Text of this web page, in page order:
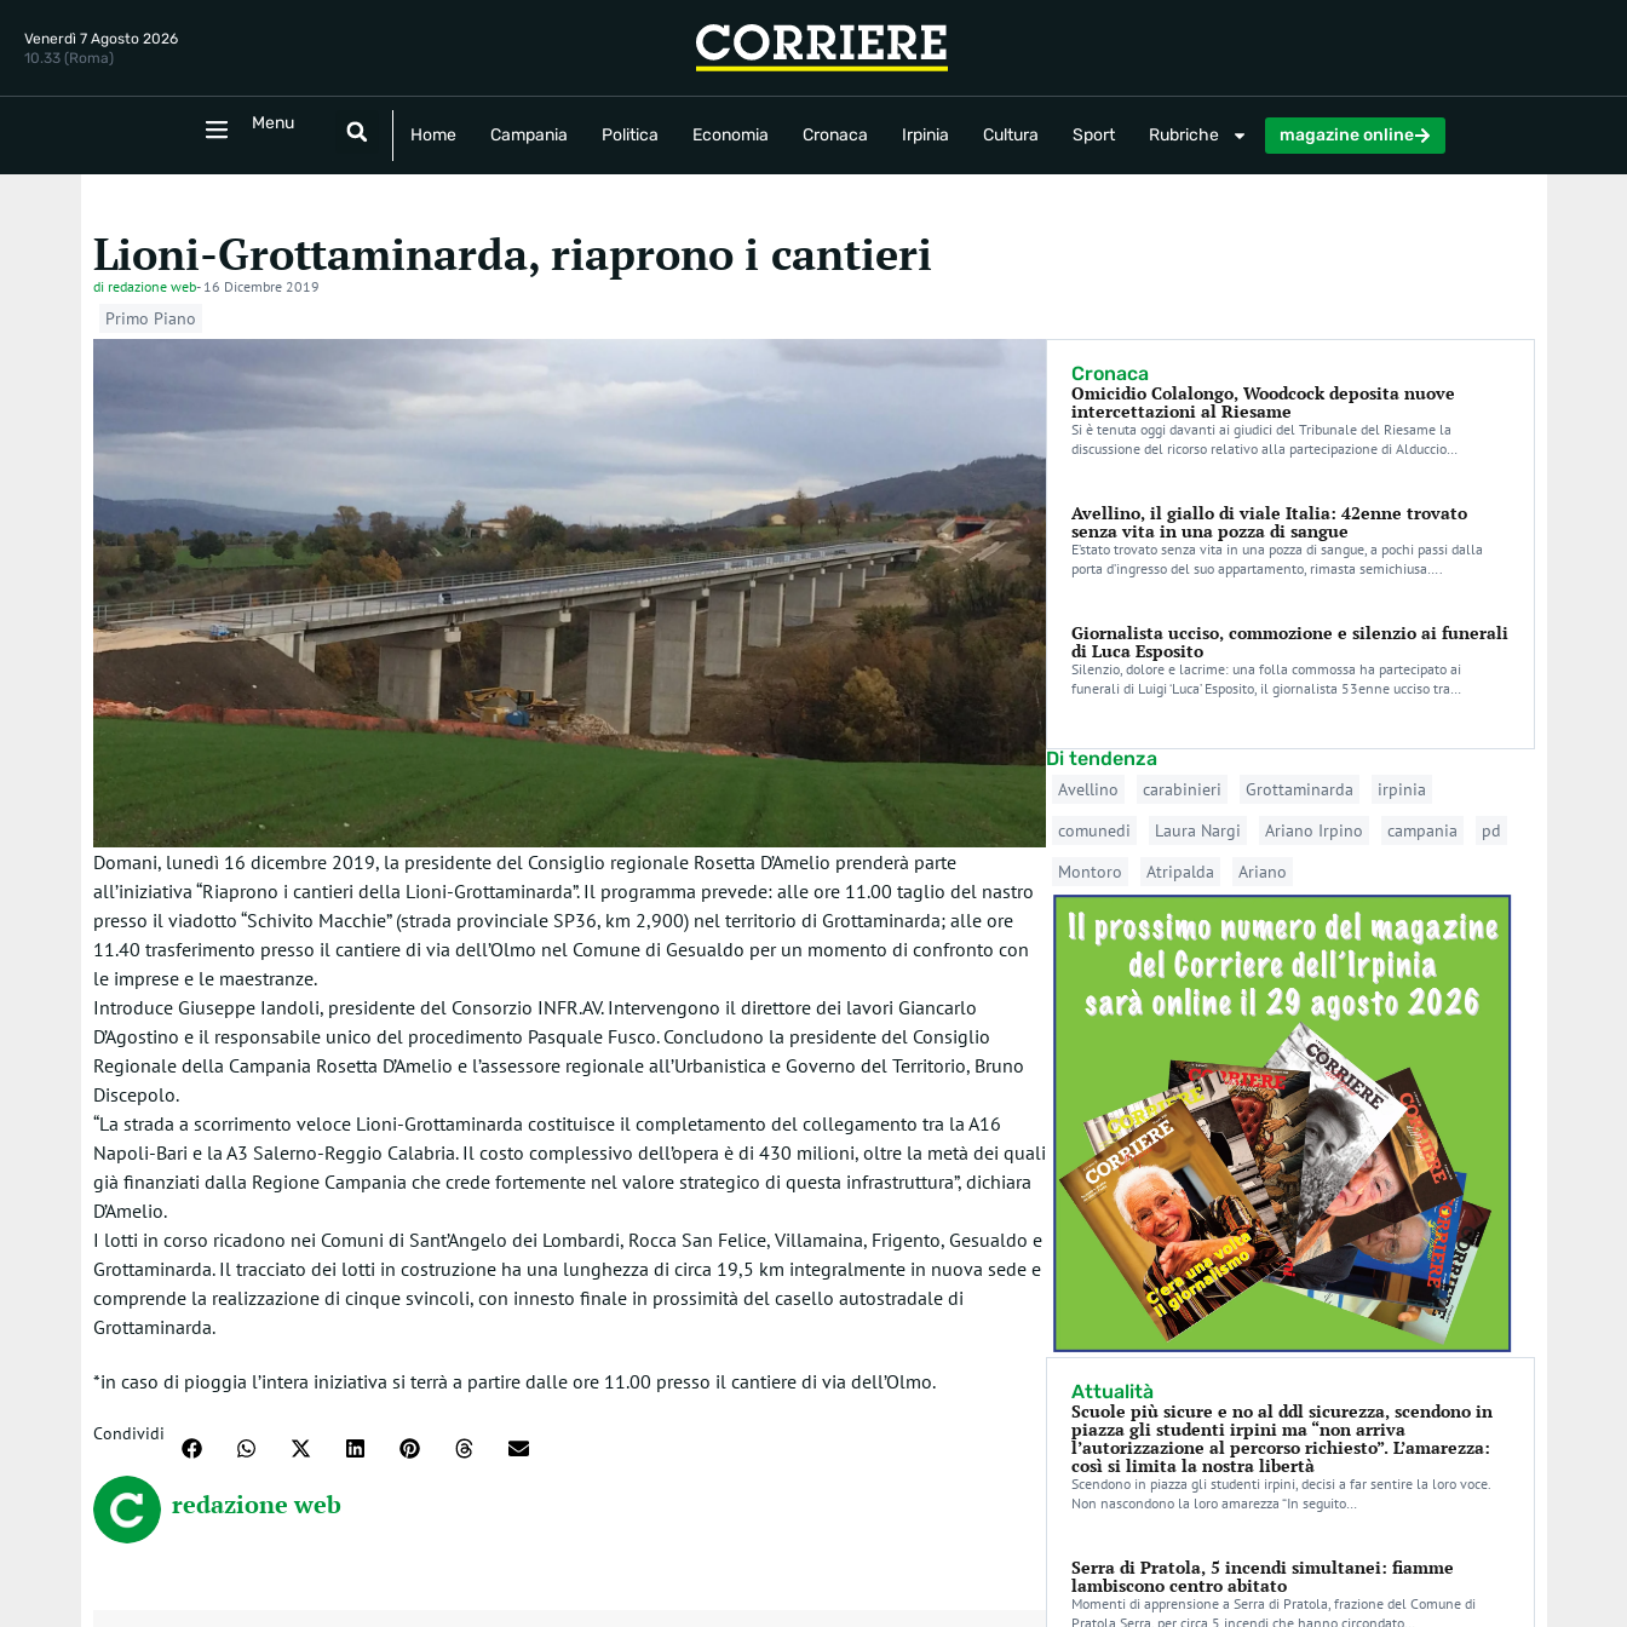
Venerdì 7 Agosto 2026
10.33 (Roma)
Menu
Home Campania Politica Economia Cronaca Irpinia Cultura Sport Rubriche magazine online
Home Campania Politica Economia Cronaca Irpinia Sport Rubriche
Lioni-Grottaminarda, riaprono i cantieri
di redazione web- 16 Dicembre 2019
Primo Piano
Domani, lunedì 16 dicembre 2019, la presidente del Consiglio regionale Rosetta D’Amelio prenderà parte
all’iniziativa “Riaprono i cantieri della Lioni-Grottaminarda”. Il programma prevede: alle ore 11.00 taglio del nastro
presso il viadotto “Schivito Macchie” (strada provinciale SP36, km 2,900) nel territorio di Grottaminarda; alle ore
11.40 trasferimento presso il cantiere di via dell’Olmo nel Comune di Gesualdo per un momento di confronto con
le imprese e le maestranze.
Introduce Giuseppe Iandoli, presidente del Consorzio INFR.AV. Intervengono il direttore dei lavori Giancarlo
D’Agostino e il responsabile unico del procedimento Pasquale Fusco. Concludono la presidente del Consiglio
Regionale della Campania Rosetta D’Amelio e l’assessore regionale all’Urbanistica e Governo del Territorio, Bruno
Discepolo.
“La strada a scorrimento veloce Lioni-Grottaminarda costituisce il completamento del collegamento tra la A16
Napoli-Bari e la A3 Salerno-Reggio Calabria. Il costo complessivo dell’opera è di 430 milioni, oltre la metà dei quali
già finanziati dalla Regione Campania che crede fortemente nel valore strategico di questa infrastruttura”, dichiara
D’Amelio.
I lotti in corso ricadono nei Comuni di Sant’Angelo dei Lombardi, Rocca San Felice, Villamaina, Frigento, Gesualdo e
Grottaminarda. Il tracciato dei lotti in costruzione ha una lunghezza di circa 19,5 km integralmente in nuova sede e
comprende la realizzazione di cinque svincoli, con innesto finale in prossimità del casello autostradale di
Grottaminarda.
*in caso di pioggia l’intera iniziativa si terrà a partire dalle ore 11.00 presso il cantiere di via dell’Olmo.
Condividi
redazione web
Cronaca
Omicidio Colalongo, Woodcock deposita nuove
intercettazioni al Riesame
Si è tenuta oggi davanti ai giudici del Tribunale del Riesame la
discussione del ricorso relativo alla partecipazione di Alduccio…
Avellino, il giallo di viale Italia: 42enne trovato
senza vita in una pozza di sangue
E’stato trovato senza vita in una pozza di sangue, a pochi passi dalla
porta d’ingresso del suo appartamento, rimasta semichiusa….
Giornalista ucciso, commozione e silenzio ai funerali
di Luca Esposito
Silenzio, dolore e lacrime: una folla commossa ha partecipato ai
funerali di Luigi ‘Luca’ Esposito, il giornalista 53enne ucciso tra…
Di tendenza
Avellino carabinieri Grottaminarda
irpinia
comunedi
Laura Nargi Ariano Irpino campania
pd
Montoro
Atripalda Ariano
Attualità
Scuole più sicure e no al ddl sicurezza, scendono in
piazza gli studenti irpini ma “non arriva
l’autorizzazione al percorso richiesto”. L’amarezza:
così si limita la nostra libertà
Scendono in piazza gli studenti irpini, decisi a far sentire la loro voce.
Non nascondono la loro amarezza “In seguito…
Serra di Pratola, 5 incendi simultanei: fiamme
lambiscono centro abitato
Momenti di apprensione a Serra di Pratola, frazione del Comune di
Pratola Serra, per circa 5 incendi che hanno circondato…